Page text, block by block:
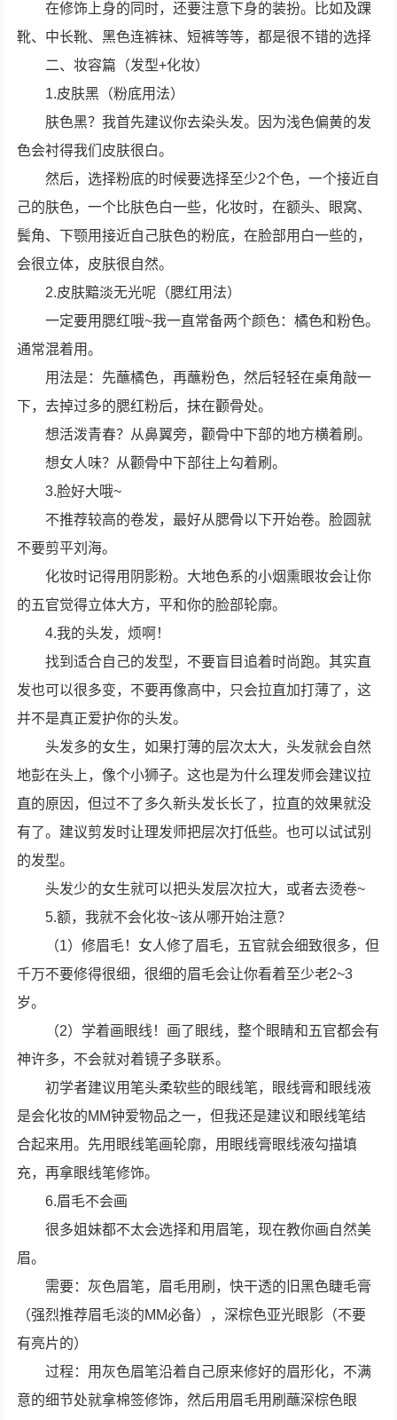
在修饰上身的同时，还要注意下身的装扮。比如及踝
靴、中长靴、黑色连裤袜、短裤等等，都是很不错的选择
二、妆容篇（发型+化妆）
1.皮肤黑（粉底用法）
肤色黑？我首先建议你去染头发。因为浅色偏黄的发
色会衬得我们皮肤很白。
然后，选择粉底的时候要选择至少2个色，一个接近自
己的肤色，一个比肤色白一些，化妆时，在额头、眼窝、
鬓角、下颚用接近自己肤色的粉底，在脸部用白一些的，
会很立体，皮肤很自然。
2.皮肤黯淡无光呢（腮红用法）
一定要用腮红哦~我一直常备两个颜色：橘色和粉色。
通常混着用。
用法是：先蘸橘色，再蘸粉色，然后轻轻在桌角敲一
下，去掉过多的腮红粉后，抹在颧骨处。
想活泼青春？从鼻翼旁，颧骨中下部的地方横着刷。
想女人味？从颧骨中下部往上勾着刷。
3.脸好大哦~
不推荐较高的卷发，最好从腮骨以下开始卷。脸圆就
不要剪平刘海。
化妆时记得用阴影粉。大地色系的小烟熏眼妆会让你
的五官觉得立体大方，平和你的脸部轮廓。
4.我的头发，烦啊！
找到适合自己的发型，不要盲目追着时尚跑。其实直
发也可以很多变，不要再像高中，只会拉直加打薄了，这
并不是真正爱护你的头发。
头发多的女生，如果打薄的层次太大，头发就会自然
地彭在头上，像个小狮子。这也是为什么理发师会建议拉
直的原因，但过不了多久新头发长长了，拉直的效果就没
有了。建议剪发时让理发师把层次打低些。也可以试试别
的发型。
头发少的女生就可以把头发层次拉大，或者去烫卷~
5.额，我就不会化妆~该从哪开始注意？
（1）修眉毛！女人修了眉毛，五官就会细致很多，但
千万不要修得很细，很细的眉毛会让你看着至少老2~3
岁。
（2）学着画眼线！画了眼线，整个眼睛和五官都会有
神许多，不会就对着镜子多联系。
初学者建议用笔头柔软些的眼线笔，眼线膏和眼线液
是会化妆的MM钟爱物品之一，但我还是建议和眼线笔结
合起来用。先用眼线笔画轮廓，用眼线膏眼线液勾描填
充，再拿眼线笔修饰。
6.眉毛不会画
很多姐妹都不太会选择和用眉笔，现在教你画自然美
眉。
需要：灰色眉笔，眉毛用刷，快干透的旧黑色睫毛膏
（强烈推荐眉毛淡的MM必备），深棕色亚光眼影（不要
有亮片的）
过程：用灰色眉笔沿着自己原来修好的眉形化，不满
意的细节处就拿棉签修饰，然后用眉毛用刷蘸深棕色眼